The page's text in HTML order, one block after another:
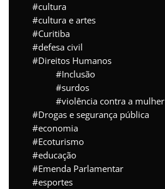
cultura
cultura e artes
Curitiba
defesa civil
Direitos Humanos
Inclusão
surdos
violência contra a mulher
Drogas e segurança pública
economia
Ecoturismo
educação
Emenda Parlamentar
esportes